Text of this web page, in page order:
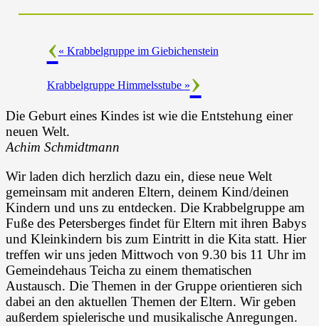
« Krabbelgruppe im Giebichenstein
Krabbelgruppe Himmelsstube »
Die Geburt eines Kindes ist wie die Entstehung einer
neuen Welt.
Achim Schmidtmann
Wir laden dich herzlich dazu ein, diese neue Welt
gemeinsam mit anderen Eltern, deinem Kind/deinen
Kindern und uns zu entdecken. Die Krabbelgruppe am
Fuße des Petersberges findet für Eltern mit ihren Babys
und Kleinkindern bis zum Eintritt in die Kita statt. Hier
treffen wir uns jeden Mittwoch von 9.30 bis 11 Uhr im
Gemeindehaus Teicha zu einem thematischen
Austausch. Die Themen in der Gruppe orientieren sich
dabei an den aktuellen Themen der Eltern. Wir geben
außerdem spielerische und musikalische Anregungen.